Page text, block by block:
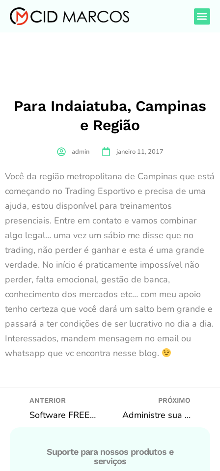
Para Indaiatuba, Campinas
e Região
admin janeiro 11, 2017
Você da região metropolitana de Campinas que está
começando no Trading Esportivo e precisa de uma
ajuda, estou disponível para treinamentos
presenciais. Entre em contato e vamos combinar
algo legal… uma vez um sábio me disse que no
trading, não perder é ganhar e esta é uma grande
verdade. No início é praticamente impossível não
perder, falta emocional, gestão de banca,
conhecimento dos mercados etc… com meu apoio
tenho certeza que você dará um salto bem grande e
passará a ter condições de ser lucrativo no dia a dia.
Interessados, mandem mensagem no email ou
whatsapp que vc encontra nesse blog.
ANTERIOR
Software FREE que vale a pena
PRÓXIMO
Administre sua banca com o Stake Toys
Suporte para nossos produtos e
serviços